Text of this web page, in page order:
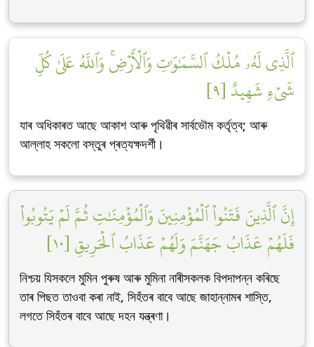
ٱلَّذِي لَهُۥ مُلۡكُ ٱلسَّمَٰوَٰتِ وَٱلۡأَرۡضِۚ وَٱللَّهُ عَلَىٰ كُلِّ
شَيۡءٖ شَهِيدٌ [٩]
যাৰ অধিকাৰত আছে আকাশ আৰু পৃথিৱীৰ সাৰ্বভৌম কৰ্তৃত্ব; আৰু
আল্লাহ সকলো বস্তুৰ প্ৰত্যক্ষদৰ্শী।
إِنَّ ٱلَّذِينَ فَتَنُواْ ٱلۡمُؤۡمِنِينَ وَٱلۡمُؤۡمِنَٰتِ ثُمَّ لَمۡ يَتُوبُواْ
فَلَهُمۡ عَذَابُ جَهَنَّمَ وَلَهُمۡ عَذَابُ ٱلۡحَرِيقِ [١٠]
নিশ্চয় যিসকলে মুমিন পুৰুষ আৰু মুমিনা নাৰীসকলক বিপদাপন্ন কৰিছে
তাৰ পিছত তাওবা কৰা নাই, সিহঁতৰ বাবে আছে জাহান্নামৰ শাস্তি,
লগতে সিহঁতৰ বাবে আছে দহন যন্ত্ৰণা।